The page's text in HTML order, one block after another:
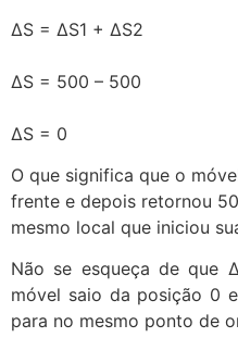
∆S = ∆S1 + ∆S2
∆S = 500 – 500
∆S = 0
O que significa que o
frente e depois retornou
mesmo local que iniciou
Não se esqueça de que
móvel saio da posição 0
para no mesmo ponto de